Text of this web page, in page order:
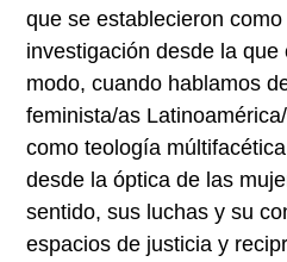
que se establecieron
investigación desde la
modo, cuando hablamos
feminista/as
como teología
desde la óptica de las
sentido, sus luchas y su
espacios de justicia y